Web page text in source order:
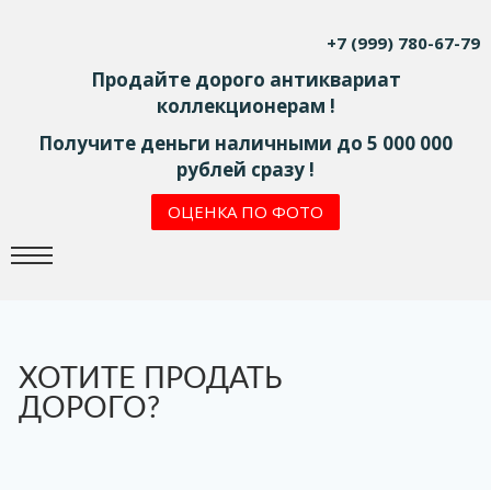
+7 (999) 780-67-79
Продайте дорого антиквариат
коллекционерам !
Получите деньги наличными до 5 000 000
рублей сразу !
ОЦЕНКА ПО ФОТО
ХОТИТЕ ПРОДАТЬ
ДОРОГО?